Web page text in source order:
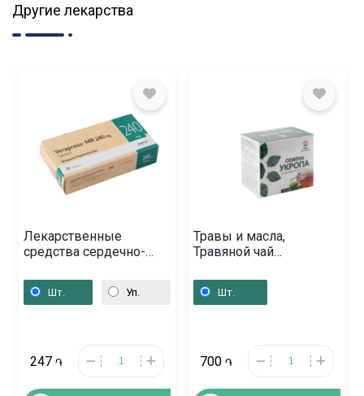
Другие лекарства
Лекарственные
средства сердечно-
Եվրոմիություն
Шт. Уп.
247 ֏
Травы и масла,
Травяной чай
Հայաստան
Шт.
700 ֏